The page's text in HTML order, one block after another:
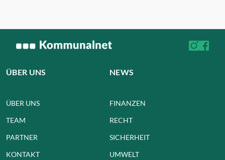
ÜBER UNS
ÜBER UNS
TEAM
PARTNER
KONTAKT
NEWS
FINANZEN
RECHT
SICHERHEIT
UMWELT